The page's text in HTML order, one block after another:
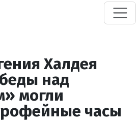
Халдея
над
могли
часы